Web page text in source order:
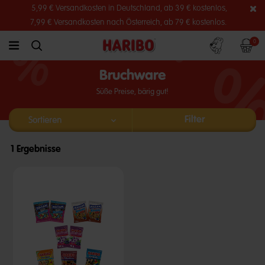
5,99 € Versandkosten in Deutschland, ab 39 € kostenlos,
7,99 € Versandkosten nach Österreich, ab 79 € kostenlos.
link.header.menu.label
simplesearch.search.label
Konto 0
Bruchware
Süße Preise, bärig gut!
Filter
1 Ergebnisse